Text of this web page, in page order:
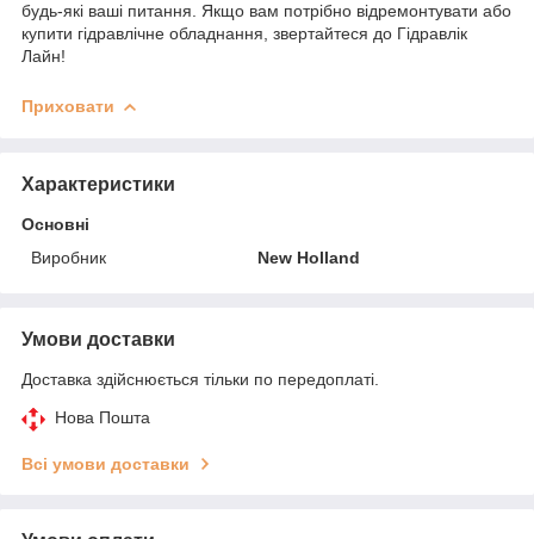
будь-які ваші питання. Якщо вам потрібно відремонтувати або
купити гідравлічне обладнання, звертайтеся до Гідравлік
Лайн!
Приховати
Характеристики
Основні
Виробник
New Holland
Умови доставки
Доставка здійснюється тільки по передоплаті.
Нова Пошта
Всі умови доставки